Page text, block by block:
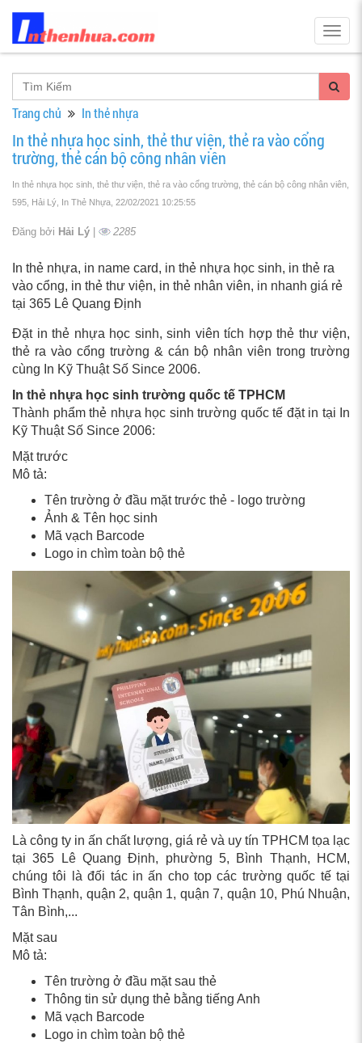
Trang chủ In thẻ nhựa
In thẻ nhựa học sinh, thẻ thư viện, thẻ ra vào cổng
trường, thẻ cán bộ công nhân viên
In thẻ nhựa học sinh, thẻ thư viện, thẻ ra vào cổng trường, thẻ cán bộ công nhân viên,
595, Hải Lý, In Thẻ Nhựa , 22/02/2021 10:25:55
Đăng bởi Hải Lý | 2285
In thẻ nhựa, in name card, in thẻ nhựa học sinh, in thẻ ra
vào cổng, in thẻ thư viện, in thẻ nhân viên, in nhanh giá rẻ
tại 365 Lê Quang Định
Đặt in thẻ nhựa học sinh, sinh viên tích hợp thẻ thư viện,
thẻ ra vào cổng trường & cán bộ nhân viên trong trường
cùng In Kỹ Thuật Số Since 2006.
In thẻ nhựa học sinh trường quốc tế TPHCM
Thành phẩm thẻ nhựa học sinh trường quốc tế đặt in tại In
Kỹ Thuật Số Since 2006:
Mặt trước
Mô tả:
Tên trường ở đầu mặt trước thẻ - logo trường
Ảnh & Tên học sinh
Mã vạch Barcode
Logo in chìm toàn bộ thẻ
Là công ty in ấn chất lượng, giá rẻ và uy tín TPHCM tọa lạc
tại 365 Lê Quang Định, phường 5, Bình Thạnh, HCM,
chúng tôi là đối tác in ấn cho top các trường quốc tế tại
Bình Thạnh, quận 2, quận 1, quận 7, quận 10, Phú Nhuận,
Tân Bình,...
Mặt sau
Mô tả:
Tên trường ở đầu mặt sau thẻ
Thông tin sử dụng thẻ bằng tiếng Anh
Mã vạch Barcode
Logo in chìm toàn bộ thẻ